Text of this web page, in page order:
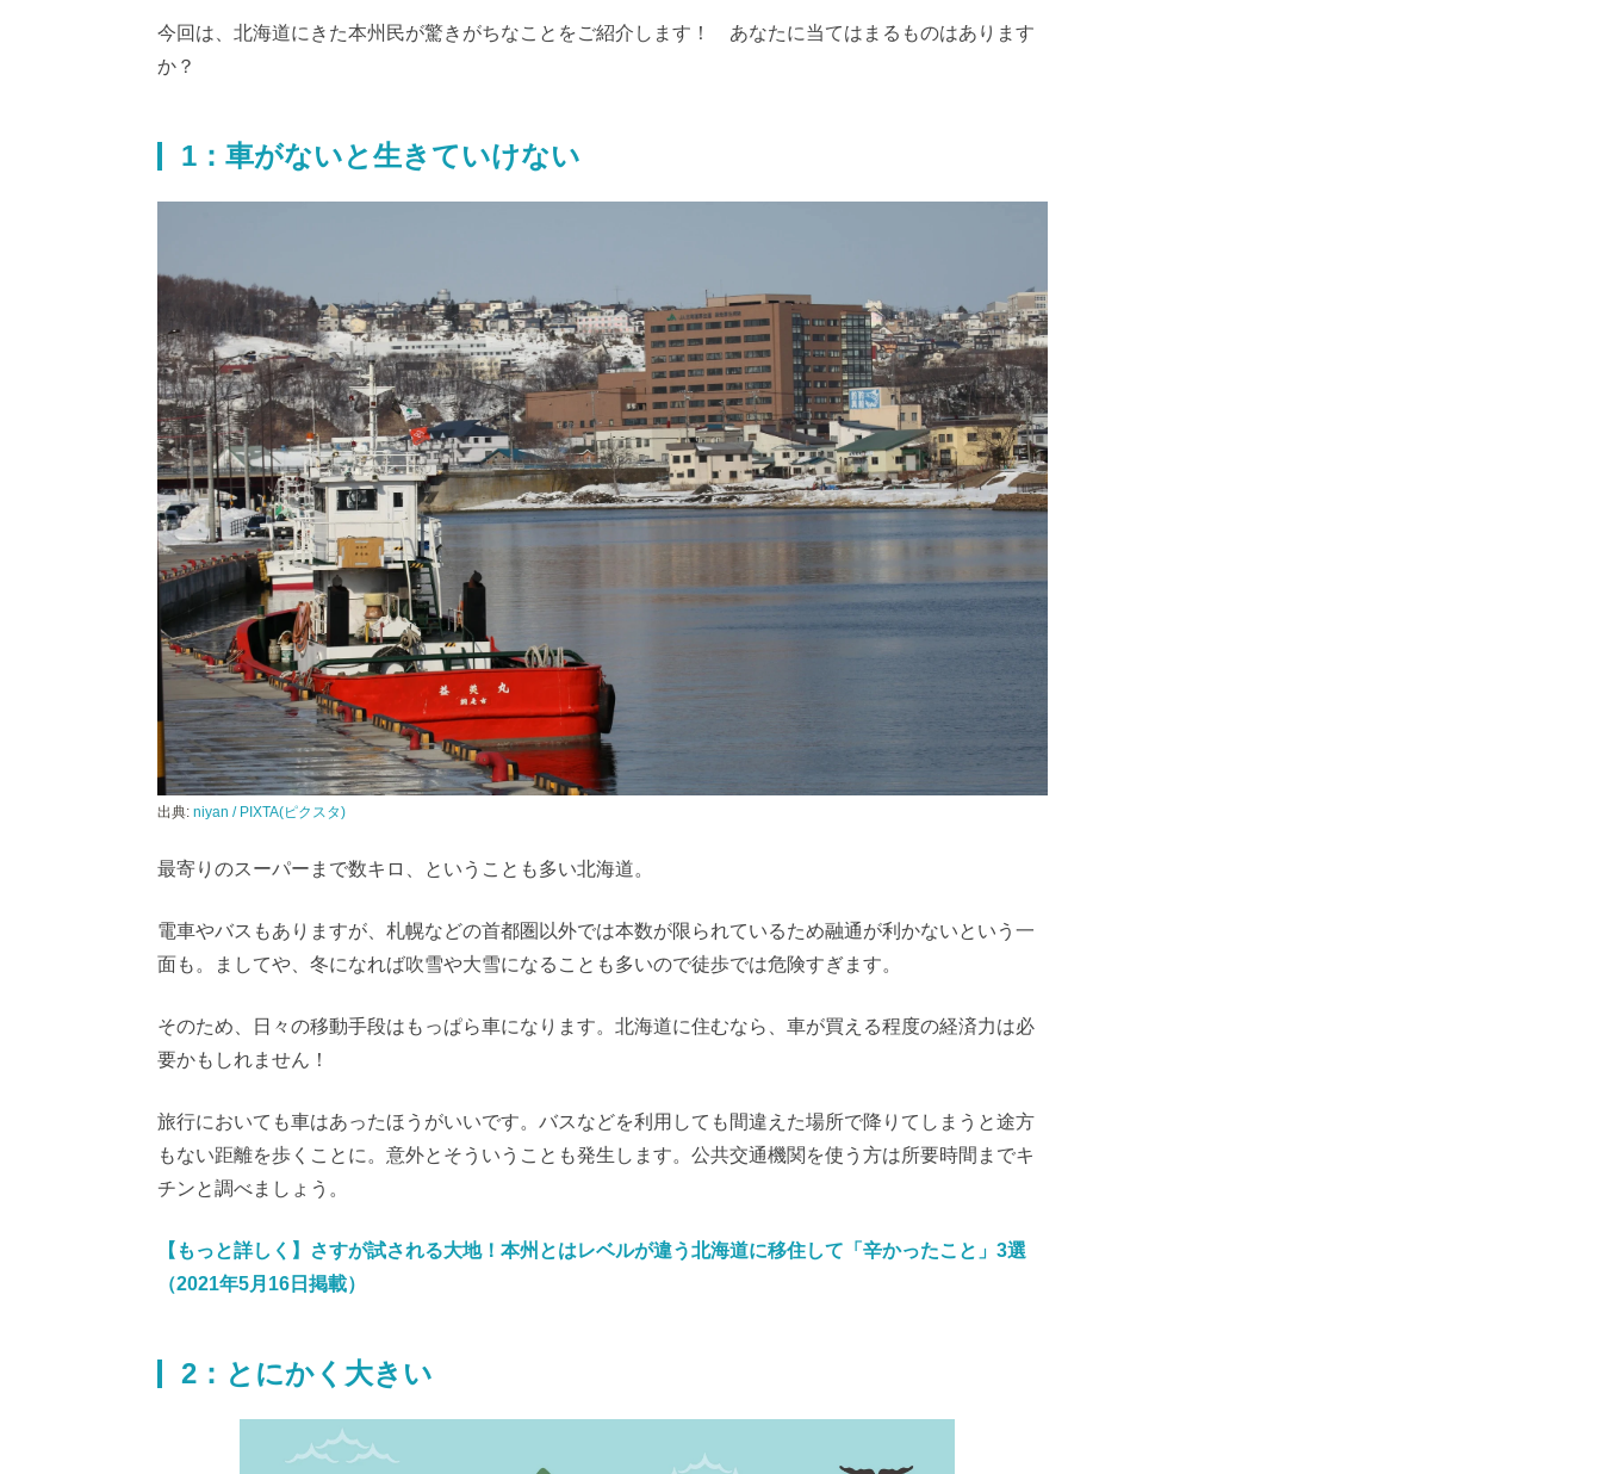
今回は、北海道にきた本州民が驚きがちなことをご紹介します！ あなたに当てはまるものはあります
か？
1：車がないと生きていけない
出典: niyan / PIXTA(ピクスタ)
最寄りのスーパーまで数キロ、ということも多い北海道。
電車やバスもありますが、札幌などの首都圏以外では本数が限られているため融通が利かないという一
面も。ましてや、冬になれば吹雪や大雪になることも多いので徒歩では危険すぎます。
そのため、日々の移動手段はもっぱら車になります。北海道に住むなら、車が買える程度の経済力は必
要かもしれません！
旅行においても車はあったほうがいいです。バスなどを利用しても間違えた場所で降りてしまうと途方
もない距離を歩くことに。意外とそういうことも発生します。公共交通機関を使う方は所要時間までキ
チンと調べましょう。
【もっと詳しく】さすが試される大地！本州とはレベルが違う北海道に移住して「辛かったこと」3選
（2021年5月16日掲載）
2：とにかく大きい